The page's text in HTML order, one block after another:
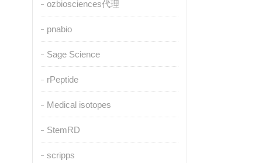
ozbiosciences代理
pnabio
Sage Science
rPeptide
Medical isotopes
StemRD
scripps